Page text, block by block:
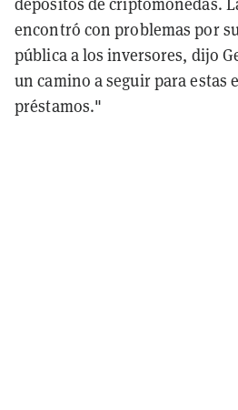
encontró con problemas por
pública a los inversores, dijo
un camino a seguir para estas
préstamos."